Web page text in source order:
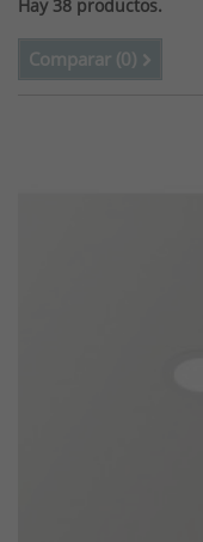
Hay 38 productos.
Comparar (0)